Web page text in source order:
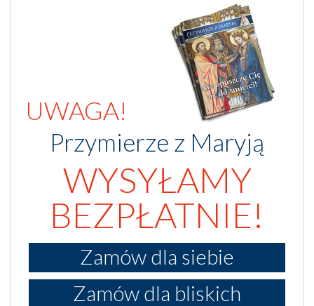
UWAGA!
Przymierze z Maryją
WYSYŁAMY
BEZPŁATNIE!
Zamów dla siebie
Zamów dla bliskich